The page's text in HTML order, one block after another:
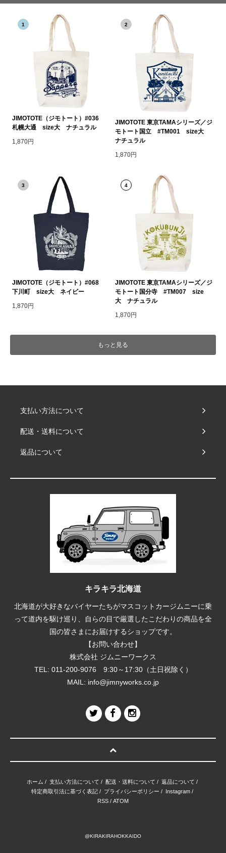
1
JIMOTOTE（ジモトート）#036
札幌大通 size大 ナチュラル
1,870円
2
JIMOTOTE 東京TAMAシリーズ／ジ
モトート国立 #TM001 size大
ナチュラル
1,870円
3
JIMOTOTE（ジモトート）#068
下川町 size大 ネイビー
1,870円
4
JIMOTOTE 東京TAMAシリーズ／ジ
モトート国分寺 #TM007 size
大 ナチュラル
1,870円
もっと見る
支払い方法について
配送・送料について
返品について
キラキラ北海道
北海道が大好きなバイヤーたちがマスコットカージムニーに乗
って道内を駆け巡り、自らの目で厳選したこだわりの商品を全
国の皆さまにお届けするショップです。
【お問い合わせ】
株式会社 ジムニーワークス
TEL: 011-200-9076 9:30～17:30（土日祝除く）
MAIL: info@jimnyworks.co.jp
ホーム / 支払い方法について / 配送・送料について / 返品について /
特定商取引法に基づく表記 / プライバシーポリシー / Instagram /
RSS / ATOM
@KIRAKIRAHOKKAIDO